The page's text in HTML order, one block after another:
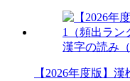
漢字の読み（
【2026年度版】